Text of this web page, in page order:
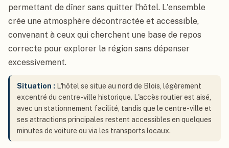
permettant de dîner sans quitter l'hôtel. L'ensemble
crée une atmosphère décontractée et accessible,
convenant à ceux qui cherchent une base de repos
correcte pour explorer la région sans dépenser
excessivement.
Situation : L'hôtel se situe au nord de Blois, légèrement
excentré du centre-ville historique. L'accès routier est aisé,
avec un stationnement facilité, tandis que le centre-ville et
ses attractions principales restent accessibles en quelques
minutes de voiture ou via les transports locaux.